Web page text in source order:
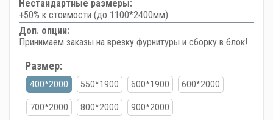
Нестандартные размеры:
+50% к стоимости (до 1100*2400мм)
Доп. опции:
Принимаем заказы на врезку фурнитуры и сборку в блок!
Размер:
400*2000 550*1900 600*1900 600*2000
700*2000 800*2000 900*2000